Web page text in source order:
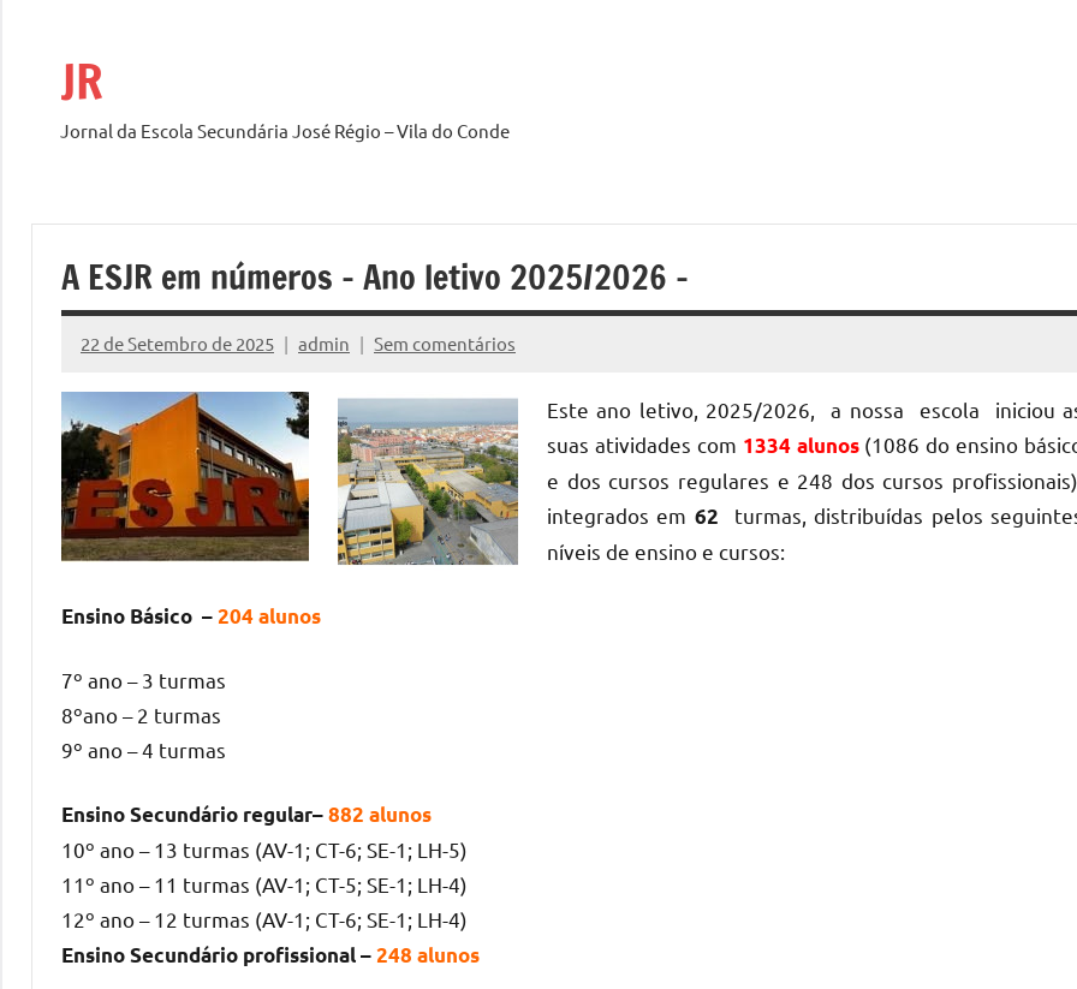
JR
Jornal da Escola Secundária José Régio – Vila do Conde
A ESJR em números – Ano letivo 2025/2026 –
22 de Setembro de 2025 admin Sem comentários
Este ano letivo, 2025/2026, a nossa escola iniciou
suas atividades com 1334 alunos(1086 do ensino
e dos cursos regulares e 248 dos cursos
integrados em 62
turmas, distribuídas pelos
níveis de ensino e cursos:
Ensino Básico –204 alunos
7º ano – 3 turmas
8ºano – 2 turmas
9º ano – 4 turmas
Ensino Secundário regular–882 alunos
10º ano – 13 turmas (AV-1; CT-6; SE-1; LH-5)
11º ano – 11 turmas (AV-1; CT-5; SE-1; LH-4)
12º ano – 12 turmas (AV-1; CT-6; SE-1; LH-4)
Ensino Secundário profissional–248 alunos